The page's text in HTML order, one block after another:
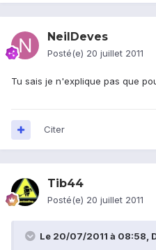
NeilDeves
Posté(e) 20 juillet 2011
Tu sais je n'explique pas que
Citer
Tib44
Posté(e) 20 juillet 2011
Le 20/07/2011 à 08:58,